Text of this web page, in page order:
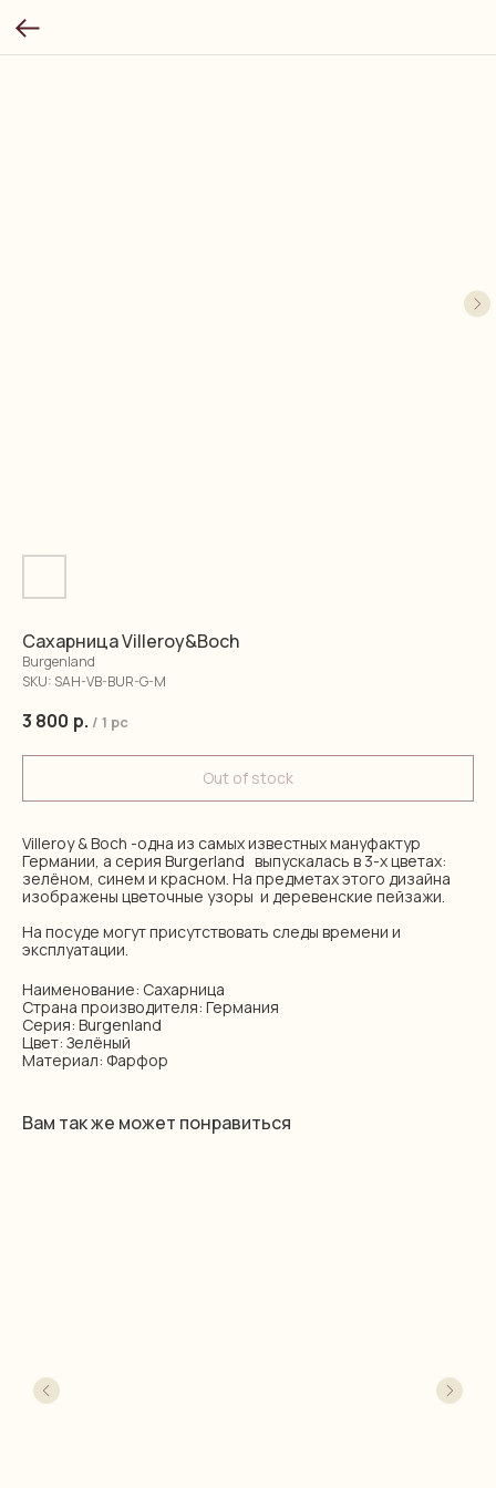
Сахарница Villeroy&Boch
Burgenland
SKU: SAH-VB-BUR-G-M
3 800 р. / 1 pc
Out of stock
Villeroy & Boch -одна из самых известных мануфактур
Германии, а серия Burgerland выпускалась в 3-х цветах:
зелёном, синем и красном. На предметах этого дизайна
изображены цветочные узоры и деревенские пейзажи.
На посуде могут присутствовать следы времени и
эксплуатации.
Наименование: Сахарница
Страна производителя: Германия
Серия: Burgenland
Цвет: Зелёный
Материал: Фарфор
Вам так же может понравиться